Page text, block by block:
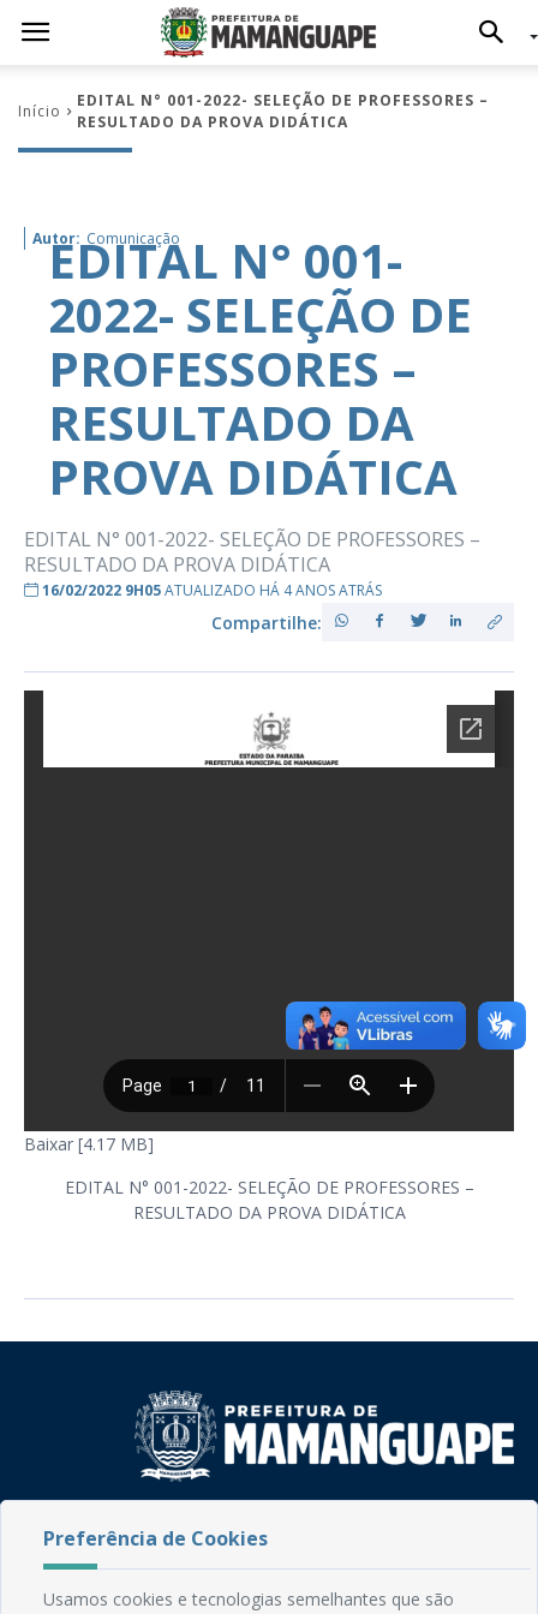
Início
EDITAL N° 001-2022- SELEÇÃO DE PROFESSORES –
RESULTADO DA PROVA DIDÁTICA
Autor: Comunicação
EDITAL N° 001-
2022- SELEÇÃO DE
PROFESSORES –
RESULTADO DA
PROVA DIDÁTICA
EDITAL N° 001-2022- SELEÇÃO DE PROFESSORES –
RESULTADO DA PROVA DIDÁTICA
16/02/2022 9H05ATUALIZADO HÁ 4 ANOS ATRÁS
Compartilhe:
Baixar [4.17 MB]
EDITAL N° 001-2022- SELEÇÃO DE PROFESSORES –
RESULTADO DA PROVA DIDÁTICA
CEP: 58.280-000 - Mamanguape/PB
Fone: (83) 3292-2246
Email: comunicacao@mamanguape.pb.gov.br
Preferência de Cookies
Usamos cookies e tecnologias semelhantes que são